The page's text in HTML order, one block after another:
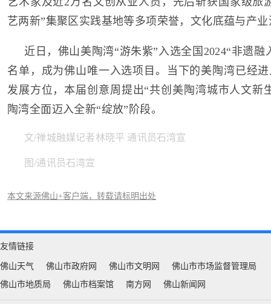
艺两新”集聚区实践基地等多项荣誉，文化底蕴与产
近日，佛山美陶湾“游朱紫”入选全国2024“非遗
名单，成为佛山唯一入选项目。当下的美陶湾已经
发展方位，本届创意周提出“共创美陶湾城市人文新
陶湾全面迈入全新“绽放”阶段。
文/禅城融媒记者林晓平 通讯员石湾宣
图/通讯员石湾宣
本文来源佛山+客户端，转载请标明出处
友情链接
佛山天气 佛山市政府网 佛山市文明网
佛山市市场监督管理局
佛山市地质局
佛山市档案馆 南方网 佛山新闻网